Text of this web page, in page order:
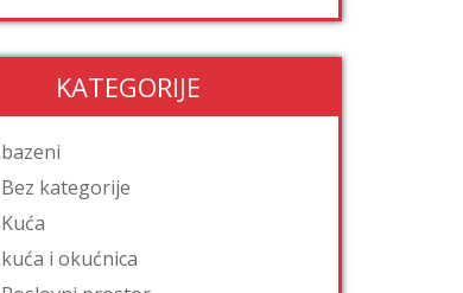
KATEGORIJE
bazeni
Bez kategorije
Kuća
kuća i okućnica